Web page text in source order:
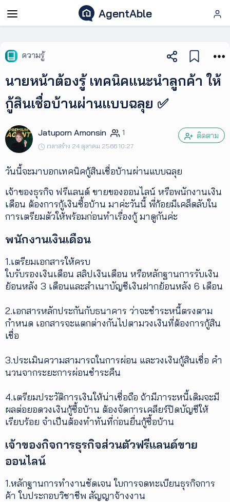
AgentAble
AgentAble
เอเจ
AgentClub
UpSkill
เติม
ติดต่อ
เงื่อนไข
การ
ให้
โหลด
แอปฯ
ความรู้
นายหน้าต้องรู้ เทคนิคแนะนำลูกค้า ให้
กู้สินเชื่อบ้านผ่านแบบฉลุย ✅
Jatuporn Amonsin 1
เวลาสร้าง 24 ตุลาคม 2566 10:27
ติดตาม
วันนี้จะมาบอกเทคนิคกู้สินเชื่อบ้านผ่านแบบฉลุย
เจ้าของธุรกิจ ฟรีแลนด์ ขายของออนไลน์ หรือพนักงานเงิน
เดือน ต้องการกู้เงินซื้อบ้าน มาค่ะวันนี้ พี่ก้อยมีเคล็ดลับใน
การเตรียมตัวให้พร้อมก่อนทำเรื่องกู้ มาดูกันค่ะ
พนักงานเงินเดือน
1.เตรียมเอกสารให้ครบ
ใบรับรองเงินเดือน สลิปเงินเดือน หรือหลักฐานการรับเงิน
ย้อนหลัง 3 เดือนและสำเนาบัญชีเงินฝากย้อนหลัง 6 เดือน
2.เอกสารหลักประกันกับธนาคาร ว่าจะชำระหนี้ตรงตาม
กำหนด เอกสารจะแตกต่างกันไปตามวงเงินที่ต้องการกู้สิน
เชื่อ
3.ประเมินความสามารถในการผ่อน และวงเงินกู้สินเชื่อ คำ
นวนจากระยะการผ่อนชำระคืน
4.เตรียมประวัติการเงินให้น่าเชื่อถือ ถ้ามีภาระหนี้เดิมจะมี
ผลต่อยอดวงเงินกู้ซื้อบ้าน ต้องจัดการเคลียร์ปิดบัญชีให้
เรียบร้อย จำเป็นต้องทำทันที่ก่อนยื่นกู้ซื้อบ้าน
เจ้าของกิจการธุรกิจส่วนตัวฟรีแลนด์ขาย
ออนไลน์
1.หลักฐานการทำงานชัดเจน ใบการจดทะเบียนธุรกิจการ
ค้า ใบประกอบวิชาชีพ สัญญาจ้างงาน